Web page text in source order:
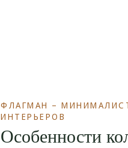
ФЛАГМАН –
ИНТЕРЬЕРОВ
Особенности